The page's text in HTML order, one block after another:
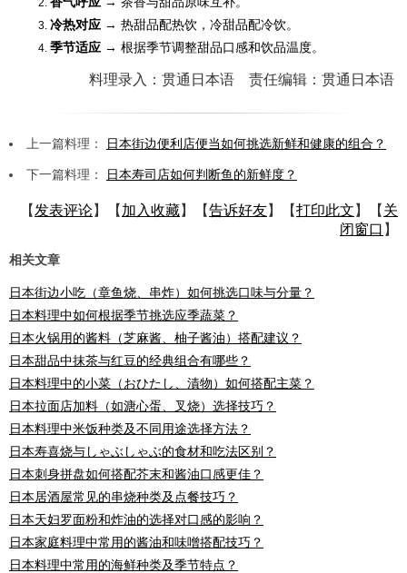
冷热对应 → 热甜品配热饮，冷甜品配冷饮。
季节适应 → 根据季节调整甜品口感和饮品温度。
料理录入：贯通日本语 责任编辑：贯通日本语
上一篇料理： 日本街边便利店便当如何挑选新鲜和健康的组合？
下一篇料理： 日本寿司店如何判断鱼的新鲜度？
【 发表评论】【 加入收藏】【告诉好友】【打印此文 】【 关
闭窗口 】
相关文章
日本街边小吃（章鱼烧、串炸）如何挑选口味与分量？
日本料理中如何根据季节挑选应季蔬菜？
日本火锅用的酱料（芝麻酱、柚子酱油）搭配建议？
日本甜品中抹茶与红豆的经典组合有哪些？
日本料理中的小菜（おひたし、漬物）如何搭配主菜？
日本拉面店加料（如溏心蛋、叉烧）选择技巧？
日本料理中米饭种类及不同用途选择方法？
日本寿喜烧与しゃぶしゃぶ的食材和吃法区别？
日本刺身拼盘如何搭配芥末和酱油口感更佳？
日本居酒屋常见的串烧种类及点餐技巧？
日本天妇罗面粉和炸油的选择对口感的影响？
日本家庭料理中常用的酱油和味噌搭配技巧？
日本料理中常用的海鲜种类及季节特点？